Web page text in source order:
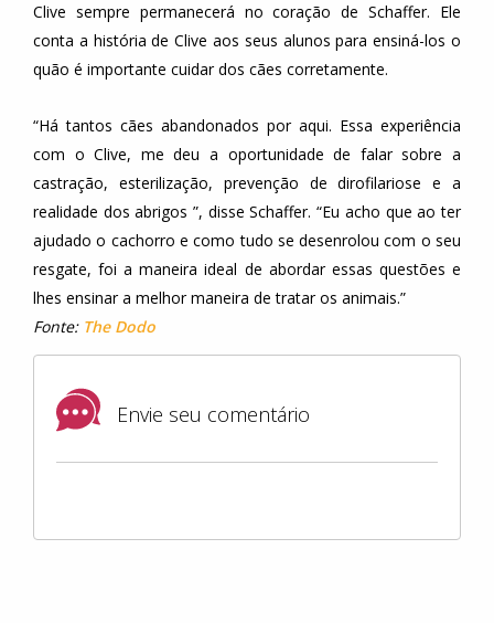
Clive sempre permanecerá no coração de Schaffer. Ele
conta a história de Clive aos seus alunos para ensiná-los o
quão é importante cuidar dos cães corretamente.
“Há tantos cães abandonados por aqui. Essa experiência
com o Clive, me deu a oportunidade de falar sobre a
castração, esterilização, prevenção de dirofilariose e a
realidade dos abrigos ”, disse Schaffer. “Eu acho que ao ter
ajudado o cachorro e como tudo se desenrolou com o seu
resgate, foi a maneira ideal de abordar essas questões e
lhes ensinar a melhor maneira de tratar os animais.”
Fonte: The Dodo
Envie seu comentário